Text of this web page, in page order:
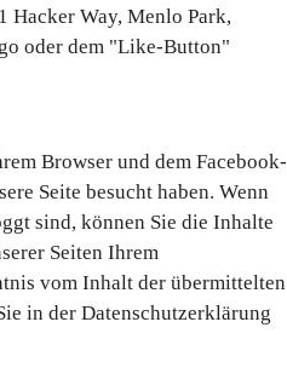
Hacker Way, Menlo Park,
oder dem "Like-Button"
Browser und dem Facebook-
Seite besucht haben. Wenn
sind, können Sie die Inhalte
Seiten Ihrem
vom Inhalt der übermittelten
in der Datenschutzerklärung